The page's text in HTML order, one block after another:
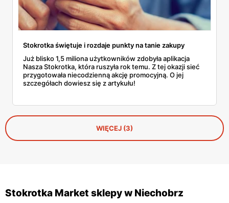
Stokrotka świętuje i rozdaje punkty na tanie zakupy
Już blisko 1,5 miliona użytkowników zdobyła aplikacja
Nasza Stokrotka, która ruszyła rok temu. Z tej okazji sieć
przygotowała niecodzienną akcję promocyjną. O jej
szczegółach dowiesz się z artykułu!
WIĘCEJ (3)
Stokrotka Market sklepy w Niechobrz